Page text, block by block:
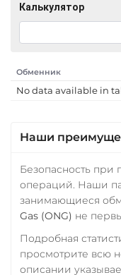
Калькулятор
Обменник
No data available in
Наши
Безопасность при
операций. Наши
занимающиеся
Gas (ONG) не
Подробная
просмотрите всю
описании